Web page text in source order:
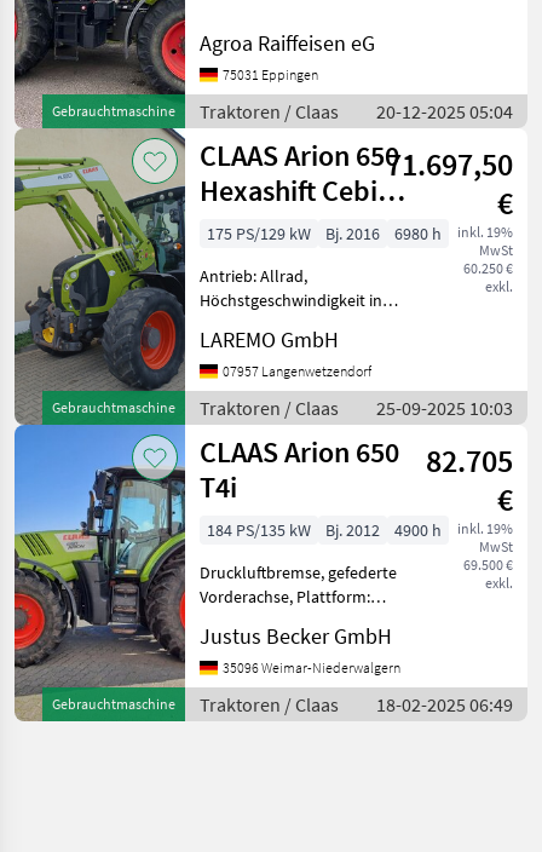
Gebrauchtmaschine
Vorderachse, Getriebeart
Landmaschine:
Lastschaltgetriebe,
Plattform: Kabine,
Klimaanlage,
Zapfwellendrehzahl: 54
Agroa Raiffeisen eG
75031 Eppingen
Traktoren / Claas 20-12-2025 05:04
Gebrauchtmaschine
CLAAS Arion 650
Hexashift Cebis +
FL 120
71.697,50
€
inkl. 19%
MwSt
60.250 €
exkl.
175 PS/129 kW Bj. 2016
6980 h
Antrieb: Allrad,
Höchstgeschwindigkeit in
Zapfwellendrehzahl:
540/540E/1000/1000E
Traktor Claas Arion 650
Hexashift Cebis mit
Frontlader FL 120 -6-Zyl
LAREMO GmbH
07957 Langenwetzendorf
Traktoren / Claas 25-09-2025 10:03
Gebrauchtmaschine
CLAAS Arion 650
T4i
82.705
€
inkl. 19%
MwSt
69.500 €
exkl.
184 PS/135 kW Bj. 2012
4900 h
Druckluftbremse, gefederte
Vorderachse, Plattform:
Angeboten wird ein CLAAS
Arion 650 T4i. Erstzulassung
2012, 184 PS, 135 KW und
5467 Betriebsst
Justus Becker GmbH
35096 Weimar-Niederwalgern
Traktoren / Claas 18-02-2025 06:49